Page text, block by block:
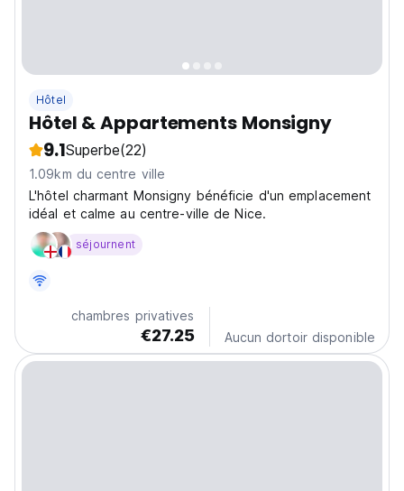
Hôtel
Hôtel & Appartements Monsigny
9.1Superbe(22)
1.09km du centre ville
L'hôtel charmant Monsigny bénéficie d'un emplacement
idéal et calme au centre-ville de Nice.
séjournent
chambres privatives
€27.25 Aucun dortoir disponible